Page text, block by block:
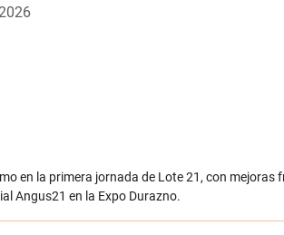
en la primera jornada de Lote 21, con
Angus21 en la Expo Durazno.